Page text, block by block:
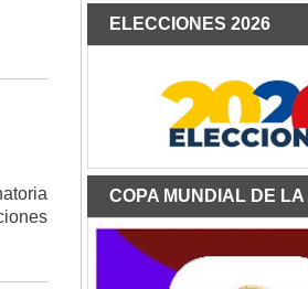
ELECCIONES 2026
COPA MUNDIAL DE LA